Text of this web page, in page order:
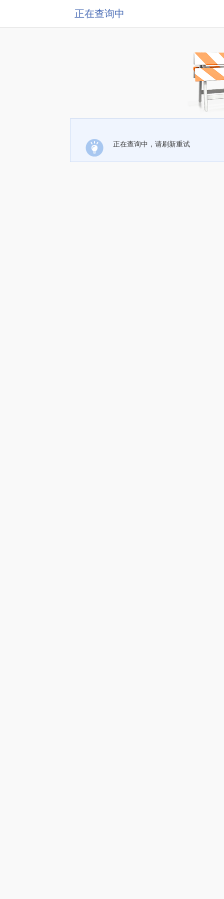
正在查询中
正在查询中，请刷新重试